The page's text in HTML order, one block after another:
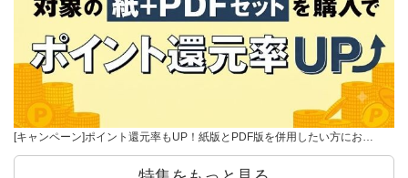
[キャンペーン]ポイント還元率もUP！紙版とPDF版を併用したい方にお…